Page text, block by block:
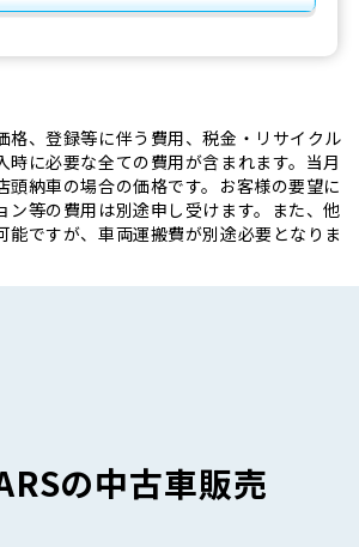
、登録等に伴う費用、税金・リサイクル
時に必要な全ての費用が含まれます。当月
頭納車の場合の価格です。お客様の要望に
ン等の費用は別途申し受けます。また、他
能ですが、車両運搬費が別途必要となりま
の中古車販売